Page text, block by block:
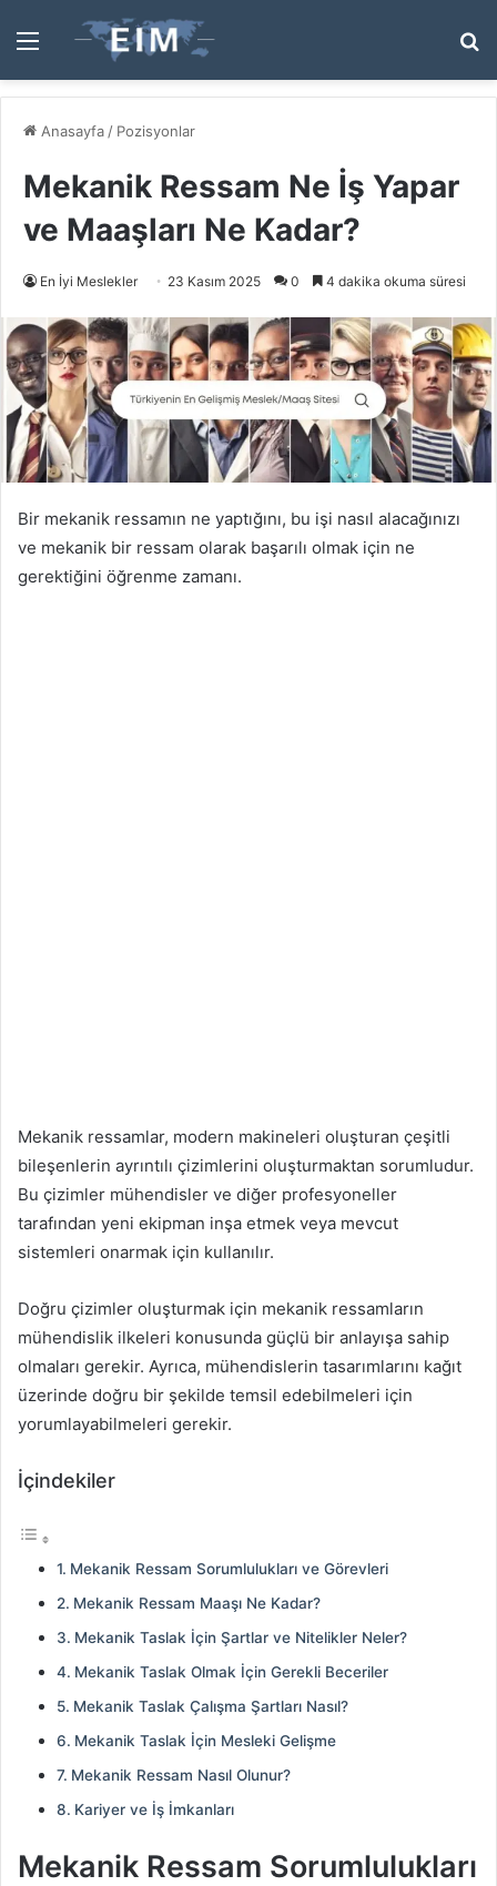
Menü
...
Anasayfa / Pozisyonlar
Mekanik Ressam Ne İş Yapar
ve Maaşları Ne Kadar?
En İyi Meslekler 23 Kasım 2025 0 4 dakika okuma süresi
Bir mekanik ressamın ne yaptığını, bu işi nasıl alacağınızı
ve mekanik bir ressam olarak başarılı olmak için ne
gerektiğini öğrenme zamanı.
Mekanik ressamlar, modern makineleri oluşturan çeşitli
bileşenlerin ayrıntılı çizimlerini oluşturmaktan sorumludur.
Bu çizimler mühendisler ve diğer profesyoneller
tarafından yeni ekipman inşa etmek veya mevcut
sistemleri onarmak için kullanılır.
Doğru çizimler oluşturmak için mekanik ressamların
mühendislik ilkeleri konusunda güçlü bir anlayışa sahip
olmaları gerekir. Ayrıca, mühendislerin tasarımlarını kağıt
üzerinde doğru bir şekilde temsil edebilmeleri için
yorumlayabilmeleri gerekir.
İçindekiler
Mekanik Ressam Sorumlulukları ve Görevleri
Mekanik Ressam Maaşı Ne Kadar?
Mekanik Taslak İçin Şartlar ve Nitelikler Neler?
Mekanik Taslak Olmak İçin Gerekli Beceriler
Mekanik Taslak Çalışma Şartları Nasıl?
Mekanik Taslak İçin Mesleki Gelişme
Mekanik Ressam Nasıl Olunur?
Kariyer ve İş İmkanları
Mekanik Ressam Sorumlulukları